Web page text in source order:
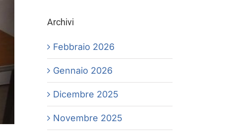
Archivi
Febbraio 2026
Gennaio 2026
Dicembre 2025
Novembre 2025